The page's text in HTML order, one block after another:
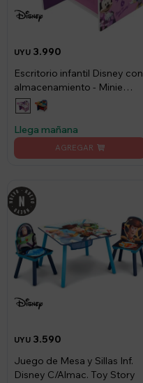
UYU 3.990
Escritorio infantil Disney con
almacenamiento - Minie
Mouse
Llega mañana
UYU 3.590
Juego de Mesa y Sillas Inf.
Disney C/Almac. Toy Story